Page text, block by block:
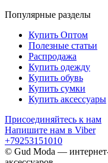
Популярные разделы
Купить Оптом
Полезные статьи
Распродажа
Купить одежду
Купить обувь
Купить сумки
Купить аксессуары
Присоединяйтесь к нам
Напишите нам в Viber
+79253151010
© Gud Moda —